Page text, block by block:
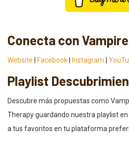
Conecta con
Website Facebook Instagram
Playlist
Descubre más propuestas como
Therapy guardando nuestra playlist
a tus favoritos en tu plataforma